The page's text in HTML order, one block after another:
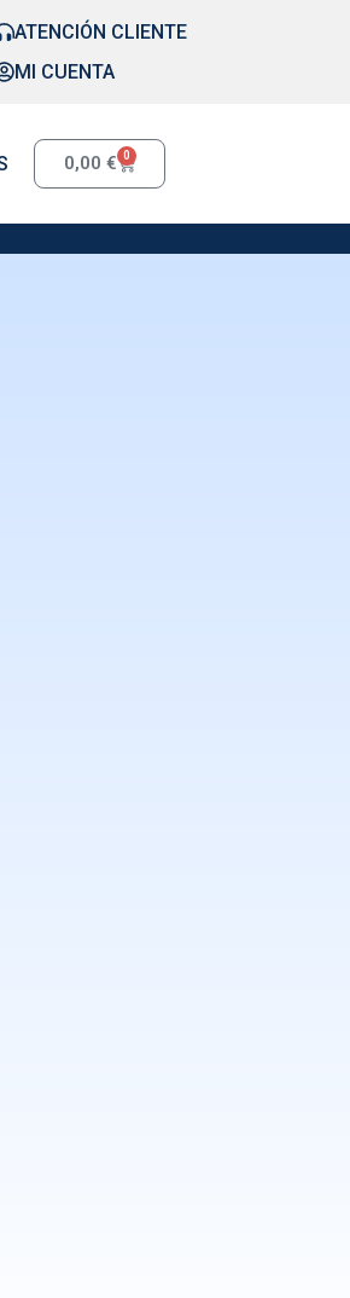
ATENCIÓN CLIENTE
MI CUENTA
0,00€ 0